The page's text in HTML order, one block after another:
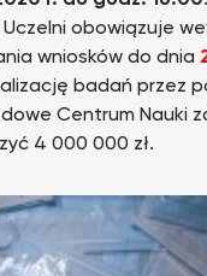
Uczelni obowiązuje
wniosków do dnia
badań przez
Centrum Nauki
4 000 000 zł.